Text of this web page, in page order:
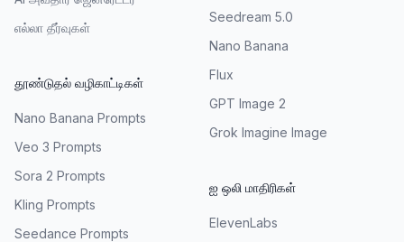
எல்லா தீர்வுகள்
தூண்டுதல் வழிகாட்டிகள்
Nano Banana Prompts
Veo 3 Prompts
Sora 2 Prompts
Kling Prompts
Seedance Prompts
Seedream 5.0
Nano Banana
Flux
GPT Image 2
Grok Imagine Image
ஐ ஒலி மாதிரிகள்
ElevenLabs